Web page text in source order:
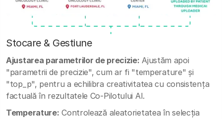
Stocare & Gestiune
Ajustarea parametrilor de precizie: Ajustăm apoi
"parametrii de precizie", cum ar fi "temperature" și
"top_p", pentru a echilibra creativitatea cu consistența
factuală în rezultatele Co-Pilotului AI.
Temperature: Controlează aleatorietatea în selecția